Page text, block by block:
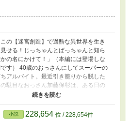
この【迷宮創造】で過酷な異世界を生き
せる！じっちゃんとばっちゃんと知ら
の名にかけて！」（本編には登場しな
す） 40歳のおっさんにしてスーパーの
アルバイト。最近引き籠りから脱した
駄目なおっさん加藤保彰は、ある日の
ートを出ると目の前に見知らぬ森が広が
ぅ！？」じゃなくて、どうやら異世界に
小説 228,654 位 / 228,654件